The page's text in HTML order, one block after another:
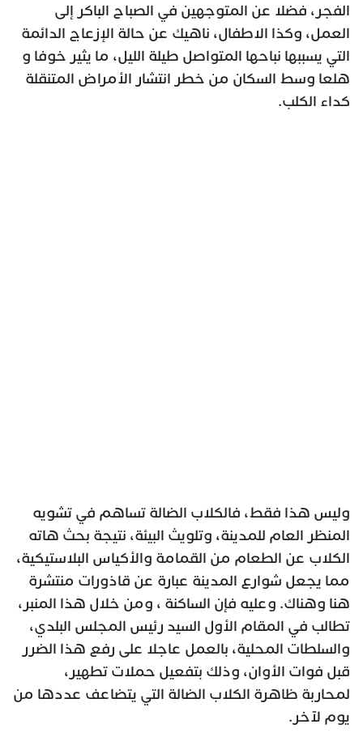
الفجر، فضلا عن المتوجهين في الصباح الباكر إلى
العمل، وكذا الاطفال، ناهيك عن حالة الإزعاج الدائمة
التي يسببها نباحها المتواصل طيلة الليل، ما يثير خوفا و
هلعا وسط السكان من خطر انتشار الأمراض المتنقلة
كداء الكلب.
وليس هذا فقط، فالكلاب الضالة تساهم في تشويه
المنظر العام للمدينة، وتلويث البيئة، نتيجة بحث هاته
الكلاب عن الطعام من القمامة والأكياس البلاستيكية،
مما يجعل شوارع المدينة عبارة عن قاذورات منتشرة
هنا وهناك. وعليه فإن الساكنة ، ومن خلال هذا المنبر،
تطالب في المقام الأول السيد رئيس المجلس البلدي،
والسلطات المحلية، بالعمل عاجلا على رفع هذا الضرر
قبل فوات الأوان، وذلك بتفعيل حملات تطهير،
لمحاربة ظاهرة الكلاب الضالة التي يتضاعف عددها من
يوم لآخر.